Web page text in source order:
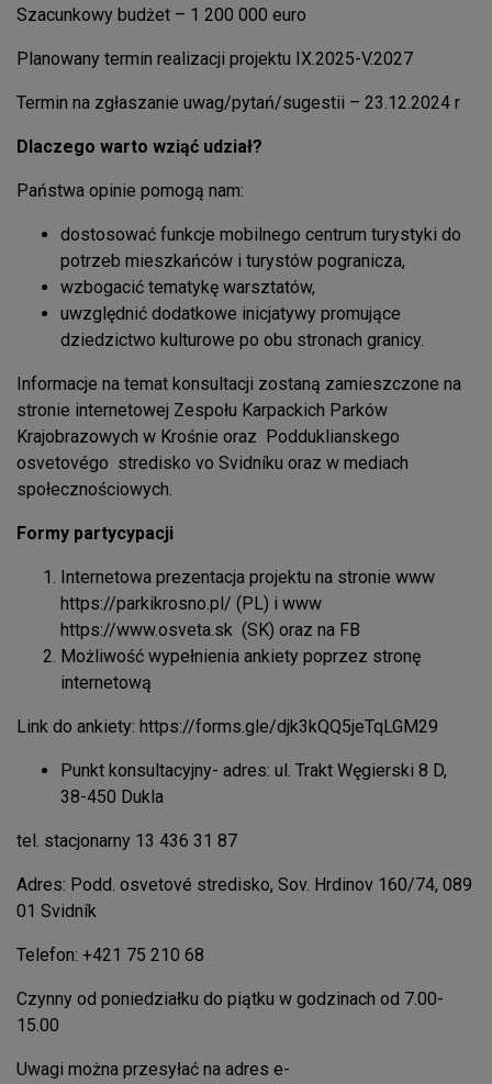
Szacunkowy budżet – 1 200 000 euro
Planowany termin realizacji projektu IX.2025-V.2027
Termin na zgłaszanie uwag/pytań/sugestii – 23.12.2024 r
Dlaczego warto wziąć udział?
Państwa opinie pomogą nam:
dostosować funkcje mobilnego centrum turystyki do
potrzeb mieszkańców i turystów pogranicza,
wzbogacić tematykę warsztatów,
uwzględnić dodatkowe inicjatywy promujące
dziedzictwo kulturowe po obu stronach granicy.
Informacje na temat konsultacji zostaną zamieszczone na
stronie internetowej Zespołu Karpackich Parków
Krajobrazowych w Krośnie oraz Podduklianskego
osvetovégo stredisko vo Svidníku oraz w mediach
społecznościowych.
Formy partycypacji
Internetowa prezentacja projektu na stronie www
https://parkikrosno.pl/ (PL) i www
https://www.osveta.sk (SK) oraz na FB
Możliwość wypełnienia ankiety poprzez stronę
internetową
Link do ankiety: https://forms.gle/djk3kQQ5jeTqLGM29
Punkt konsultacyjny- adres: ul. Trakt Węgierski 8 D,
38-450 Dukla
tel. stacjonarny 13 436 31 87
Adres: Podd. osvetové stredisko, Sov. Hrdinov 160/74, 089
01 Svidník
Telefon: +421 75 210 68
Czynny od poniedziałku do piątku w godzinach od 7.00-
15.00
Uwagi można przesyłać na adres e-